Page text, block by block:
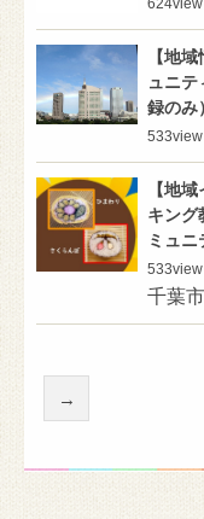
624view
【地
ュニ
録のみ）
533view
【地
キング
ミュ
533view
千葉
→